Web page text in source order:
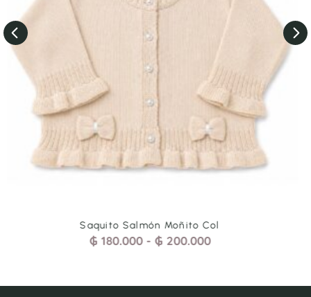
Saquito Espiguita Rojo
₲180.000 - ₲200.000